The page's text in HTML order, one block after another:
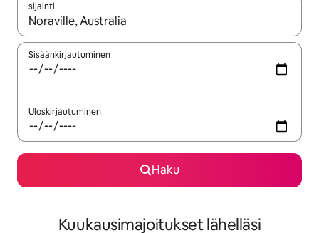
sijainti
Kun tulokset ovat saatavilla, navigoi ylös- ja alas-
Sisäänkirjautuminen
Uloskirjautuminen
Haku
Kuukausimajoitukset lähelläsi